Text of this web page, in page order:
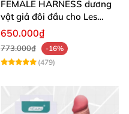
FEMALE HARNESS dương
vật giả đôi đầu cho Les
massage cực sướng
650.000₫
773.000₫
-16%
(479)